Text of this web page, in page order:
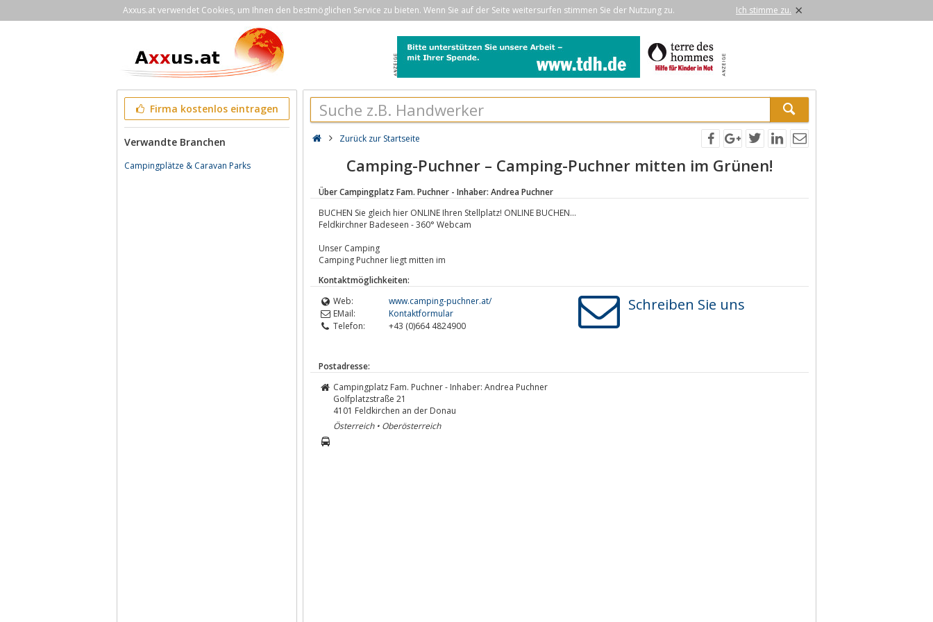
Axxus.at verwendet Cookies, um Ihnen den bestmöglichen Service zu bieten. Wenn Sie auf der Seite weitersurfen stimmen Sie der Nutzung zu. Ich stimme zu. ×
Firma kostenlos eintragen
Verwandte Branchen
Campingplätze & Caravan Parks
Zurück zur Startseite
Camping-Puchner – Camping-Puchner mitten im Grünen!
Über Campingplatz Fam. Puchner - Inhaber: Andrea Puchner
BUCHEN Sie gleich hier ONLINE Ihren Stellplatz! ONLINE BUCHEN...
Feldkirchner Badeseen - 360° Webcam
Unser Camping
Camping Puchner liegt mitten im
Kontaktmöglichkeiten:
Web:
www.camping-puchner.at/
EMail:
Kontaktformular
Telefon:
+43 (0)664 4824900
Schreiben Sie uns
Postadresse:
Campingplatz Fam. Puchner - Inhaber: Andrea Puchner
Golfplatzstraße 21
4101 Feldkirchen an der Donau
Österreich • Oberösterreich